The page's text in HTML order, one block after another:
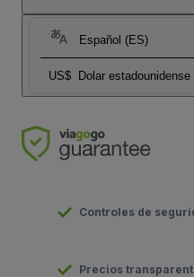
Español (ES)
US$ Dolar estadounidense
Controles de
Precios